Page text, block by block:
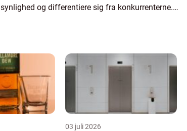
synlighed og differentiere sig fra konkurrenterne.
03 juli 2026